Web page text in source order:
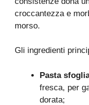
croccantezza e
morso.
Gli ingredienti
Pasta
fresca, per
dorata;